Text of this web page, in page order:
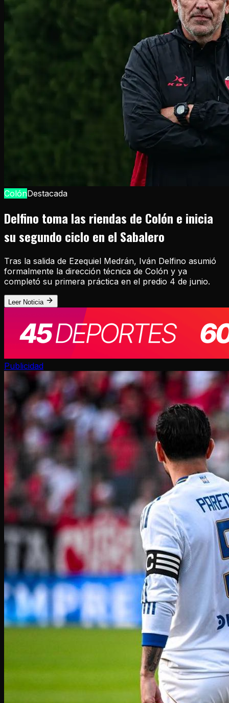
ColónDestacada
Delfino toma las riendas de Colón e inicia
su segundo ciclo en el Sabalero
Tras la salida de Ezequiel Medrán, Iván Delfino asumió
formalmente la dirección técnica de Colón y ya
completó su primera práctica en el predio 4 de junio.
Leer Noticia
Publicidad